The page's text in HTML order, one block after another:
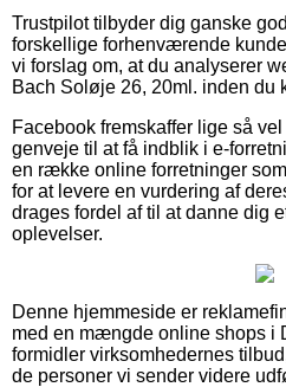
Trustpilot tilbyder dig ganske
forskellige forhenværende
vi forslag om, at du analyserer
Bach Soløje 26, 20ml. inden du
Facebook fremskaffer lige så
genveje til at få indblik i e-
en række online forretninger
for at levere en vurdering af
drages fordel af til at danne dig
oplevelser.
Denne hjemmeside er
med en mængde online shops i
formidler virksomhedernes
de personer vi sender videre